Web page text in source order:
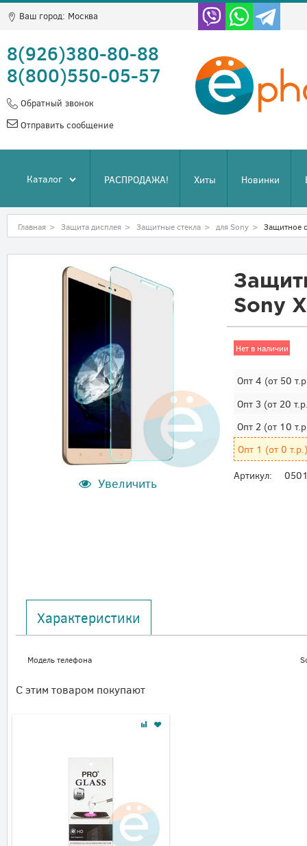
Ваш город: Москва
8(926)380-80-88
8(800)550-05-57
Обратный звонок
Отправить сообщение
Каталог РАСПРОДАЖА! Хиты Новинки
Главная > Защита дисплея > Защитные стекла > для Sony > Защитное
Увеличить
Sony
Нет в наличии
Опт 4 (от 50
Опт 3 (от 20
Опт 2(от 10
Опт 1 (от 0 т.р.)
Артикул:
Характеристики
Модель телефона
С этим товаром покупают